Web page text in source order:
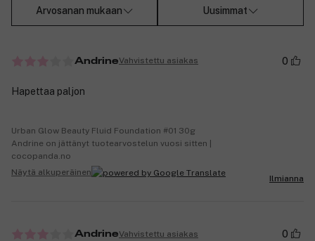
Arvosanan mukaan Uusimmat
AndrineVahvistettu asiakas 0
Hapettaa paljon
Urban Glow Beauty Fluid Foundation #01 30g
Andrine on jättänyt tuotearvostelun vuosi sitten |
cocopanda.no
Näytä alkuperäinen
Ilmianna
AndrineVahvistettu asiakas 0